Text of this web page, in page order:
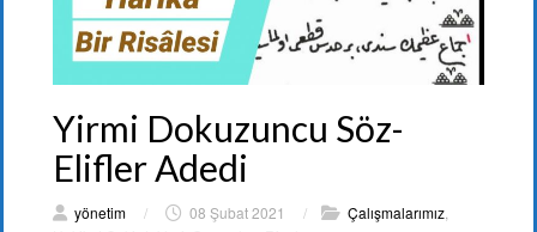
Yirmi Dokuzuncu Söz-
Elifler Adedi
yönetim / 08 Şubat 2021 / Çalışmalarımız